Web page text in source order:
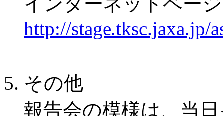
http://stage.tksc.jaxa.jp/
その他
報告会の模様は、当